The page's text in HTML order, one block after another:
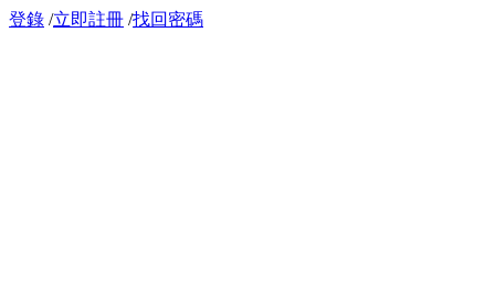
登錄 /立即註冊 /找回密碼